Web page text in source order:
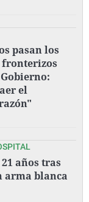
pasan los
el
años tras
arma blanca